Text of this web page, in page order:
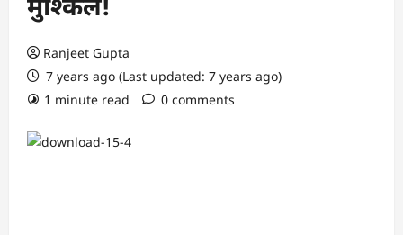
मुश्किलें!
Ranjeet Gupta
7 years ago (Last updated: 7 years ago)
1 minute read
0 comments